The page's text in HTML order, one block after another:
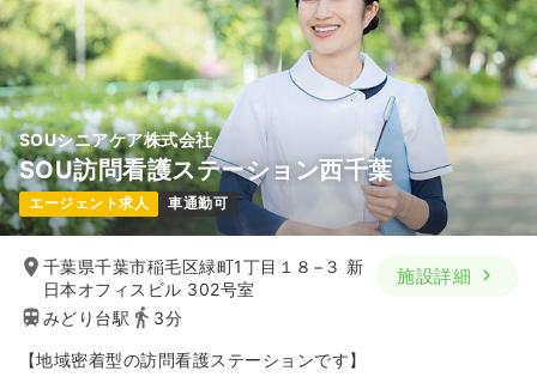
土日休み
年間休日120日 オンコールあり
ブランク可
月給30万円以上可
気になる 詳細を見る
ICU系正看護師 一般病院
日勤のみ（常勤） 一時募集休止
給与 26.6万円〜/月 賞与4ヶ月
※経験3年の例
時間 8:30～17:00
年間休日120日
4週8休以上 ブランク可
SOUシニアケア株式会社
SOU訪問看護ステーション西千葉
エージェント求人 車通勤可
千葉県千葉市稲毛区緑町1丁目１８−３ 新
日本オフィスビル 302号室
みどり台駅
3分
施設詳細
【地域密着型の訪問看護ステーションです】